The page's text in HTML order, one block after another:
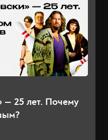
— 25 лет. Почему